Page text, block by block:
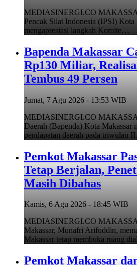
MEDIASINERGI.CO
Pencak Silat Indonesia (IPSI)
mengapresiasi langkah Komite…
Bapenda Makassar
Rp130 Miliar,
Tembus 49 Persen
Jumat, 7 Agu 2026 - 13:53 WIB
MEDIASINERGI.CO
Daerah (Bapenda) Kota Makassar
pendapatan daerah pada triwulan
Pemkot Makassar
Tetap Berjalan,
Masih Dibahas
Kamis, 6 Agu 2026 - 18:45 WIB
MEDIASINERGI.CO
Makassar, Munafri Arifuddin,
Makassar tetap membuka ruang
Pemkot Makassar